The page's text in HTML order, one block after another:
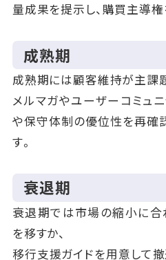
量成果を提示し、購買主導権
成熟期
成熟期には顧客維持が主課
メルマガやユーザーコミュ
や保守体制の優位性を再確
す。
衰退期
衰退期では市場の縮小に
を移すか、
移行支援ガイドを用意して